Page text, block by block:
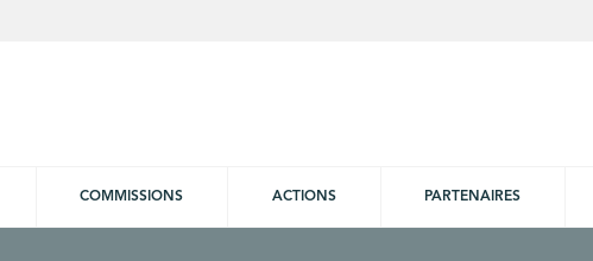
COMMISSIONS ACTIONS PARTENAIRES